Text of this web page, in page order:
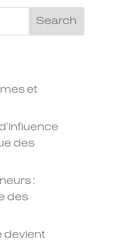
Search
et
des
:
des
devient